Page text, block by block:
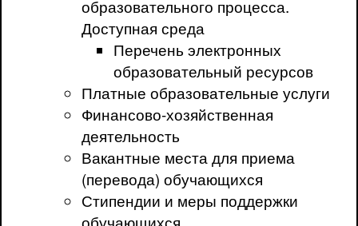
образовательного процесса.
Доступная среда
Перечень электронных
образовательный ресурсов
Платные образовательные услуги
Финансово-хозяйственная
деятельность
Вакантные места для приема
(перевода) обучающихся
Стипендии и меры поддержки
обучающихся